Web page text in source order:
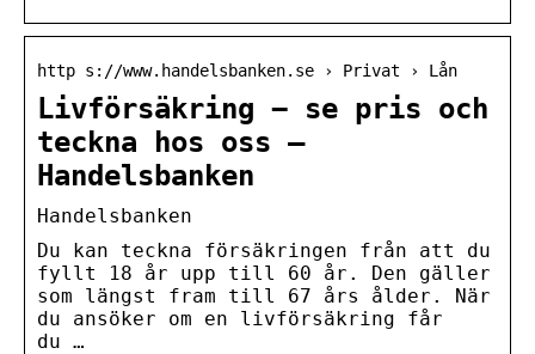
http s://www.handelsbanken.se › Privat › Lån
Livförsäkring − se pris och
teckna hos oss –
Handelsbanken
Handelsbanken
Du kan teckna försäkringen från att du
fyllt 18 år upp till 60 år. Den gäller
som längst fram till 67 års ålder. När
du ansöker om en livförsäkring får
du …